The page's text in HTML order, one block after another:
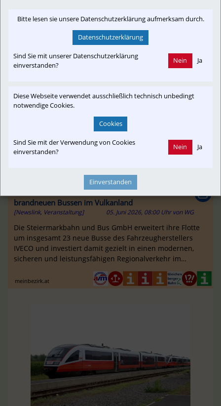
Erhalt der bestehenden Bahntrasse fordern. Der Erhalt
der Trasse sichere eine zukunftsorientierte
Verkehrsentwicklung ...
Investition in Bus-Flotte: Steiermarkbahn fährt mit 23
brandneuen Bussen im Vulkanland
[Newslink, Veranstaltung] 05. Juni 2026, 08:00 Uhr von WG
Die Steiermarkbahn und Bus GmbH erweitert ihre Flotte
um insgesamt 23 neue Busse des Fahrzeugherstellers
IVECO und investiert damit gezielt in einen modernen,
sicheren und leistungsfähigen Regionalverkehr im
meinbezirk.at
Bitte lesen sie unsere Datenschutzerklärung aufmerksam durch.
Datenschutzerklärung
Sind Sie mit unserer Datenschutzerklärung
einverstanden?
Nein Ja
Diese Webseite verwendet ausschließlich technisch unbedingt
notwendige Cookies.
Cookies
Sind Sie mit der Verwendung von Cookies
einverstanden?
Nein Ja
Einverstanden